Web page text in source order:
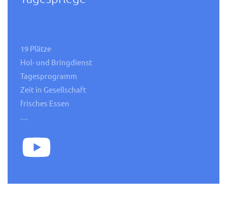
19 Plätze
Hol- und Bringdienst
Tagesprogramm
Zeit in Gesellschaft
frisches Essen
…